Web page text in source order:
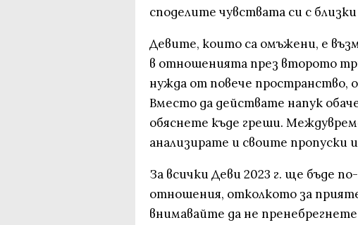
споделите чувствата си с
Девите, които са омъжени, е
в отношенията през второто
нужда от повече пространство,
Вместо да действате напук
обяснете къде греши.
анализирате и своите пропуски
За всички Деви 2023 г. ще бъде
отношения, отколкото за
внимавайте да не